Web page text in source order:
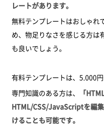
レートがあります。
無料テンプレートはおしゃれ
め、物足りなさを感じる方は
も良いでしょう。
有料テンプレートは、5.000
専門知識のある方は、
「
HTML/CSS/JavaScriptを編
けることも可能です。